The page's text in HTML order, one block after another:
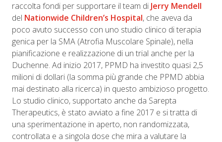
raccolta fondi per supportare il team di Jerry Mendell
del Nationwide Children’s Hospital, che aveva da
poco avuto successo con uno studio clinico di terapia
genica per la SMA (Atrofia Muscolare Spinale), nella
pianificazione e realizzazione di un trial anche per la
Duchenne. Ad inizio 2017, PPMD ha investito quasi 2,5
milioni di dollari (la somma più grande che PPMD abbia
mai destinato alla ricerca) in questo ambizioso progetto.
Lo studio clinico, supportato anche da Sarepta
Therapeutics, è stato avviato a fine 2017 e si tratta di
una sperimentazione in aperto, non randomizzata,
controllata e a singola dose che mira a valutare la